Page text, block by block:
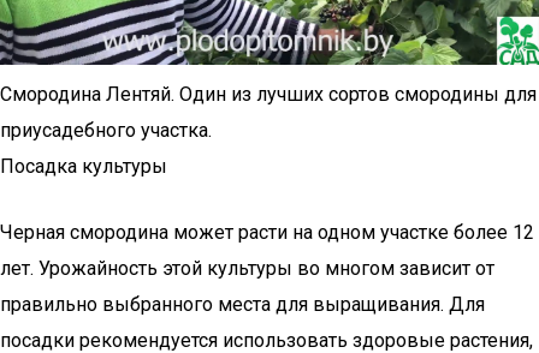
Смородина Лентяй. Один из лучших сортов смородины для
приусадебного участка.
Посадка культуры
Черная смородина может расти на одном участке более 12
лет. Урожайность этой культуры во многом зависит от
правильно выбранного места для выращивания. Для
посадки рекомендуется использовать здоровые растения,